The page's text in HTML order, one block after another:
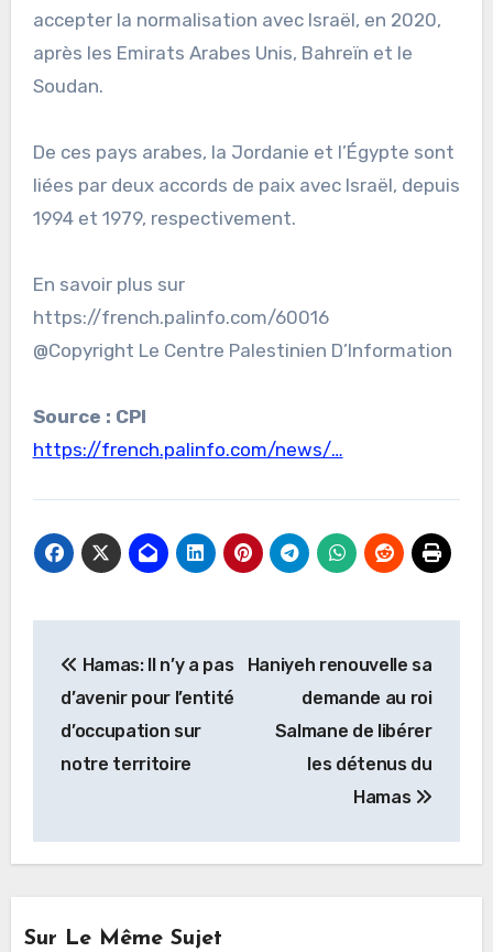
accepter la normalisation avec Israël, en 2020,
après les Emirats Arabes Unis, Bahreïn et le
Soudan.
De ces pays arabes, la Jordanie et l’Égypte sont
liées par deux accords de paix avec Israël, depuis
1994 et 1979, respectivement.
En savoir plus sur
https://french.palinfo.com/60016
@Copyright Le Centre Palestinien D’Information
Source : CPI
https://french.palinfo.com/news/…
de
l’article
Hamas: Il n’y a pas
d’avenir pour l’entité
d’occupation sur
notre territoire
Haniyeh renouvelle sa
demande au roi
Salmane de libérer
les détenus du
Hamas
Sur Le Même Sujet